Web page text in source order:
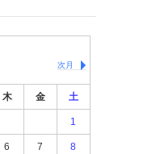
次月
木 金 土
1
6 7 8